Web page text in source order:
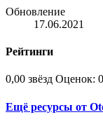
Обновление
17.06.2021
Рейтинги
0,00 звёзд Оценок: 0
Ещё ресурсы от